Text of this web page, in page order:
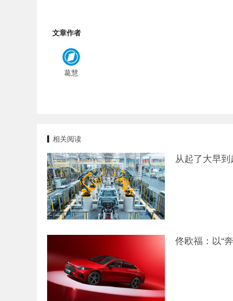
文章作者
葛慧
相关阅读
从起了大早
佟欧福：以“